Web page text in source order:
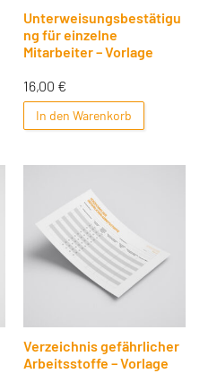
Unterweisungsbestätigu
ng für einzelne
Mitarbeiter – Vorlage
16,00 €
In den Warenkorb
Verzeichnis gefährlicher
Arbeitsstoffe – Vorlage